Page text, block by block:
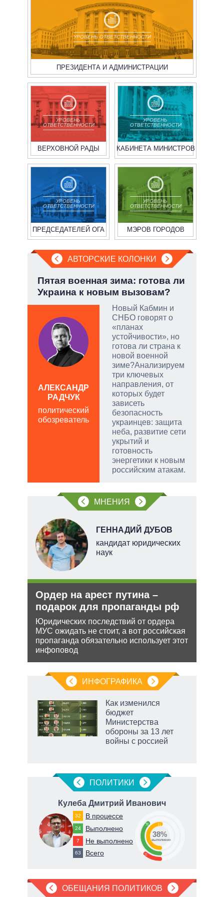
УРОВЕНЬ ОТВЕТСТВЕННОСТИ
ПРЕЗИДЕНТА И АДМИНИСТРАЦИИ
УРОВЕНЬ
ОТВЕТСТВЕННОСТИ
ВЕРХОВНОЙ РАДЫ
УРОВЕНЬ
ОТВЕТСТВЕННОСТИ
КАБИНЕТА МИНИСТРОВ
УРОВЕНЬ
ОТВЕТСТВЕННОСТИ
ПРЕДСЕДАТЕЛЕЙ ОГА
УРОВЕНЬ
ОТВЕТСТВЕННОСТИ
МЭРОВ ГОРОДОВ
АВТОРСКИЕ КОЛОНКИ
Пятая военная зима: готова ли
Украина к новым вызовам?
Новый Кабмин и
СНБО говорят о
«планах
устойчивости», но
готова ли страна к
новой военной
зиме?Анализируем
три ключевых
направления, от
которых будет
зависеть
безопасность
украинцев: защита
неба, развитие сети
укрытий и
готовность
энергетики к новым
российским атакам.
АЛЕКСАНДР
РАДЧУК
политический
обозреватель
МНЕНИЯ
ГЕННАДИЙ ДУБОВ
кандидат юридических
наук
Ордер на арест путина –
подарок для пропаганды рф
Юридических последствий от ордера
МУС ожидать не стоит, а вот российская
пропаганда обязательно использует этот
инфоповод
ИНФОГРАФИКА
Как изменился
бюджет
Министерства
обороны за 13 лет
войны с россией
ПОЛИТИКИ
Кулеба Дмитрий Иванович
32 В процессе
24 Выполнено
7 Не выполнено
63 Всего 11
38 51
38%
выполнено
ОБЕЩАНИЯ ПОЛИТИКОВ